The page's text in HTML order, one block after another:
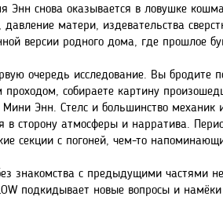
Энн снова оказывается в ловушке
матери, издевательства
версии родного дома, где прошлое
очередь исследование. Вы бродите
собираете картину
Энн. Стелс и большинство механик
в сторону атмосферы и нарратива.
секции с погоней, чем-то
знакомства с предыдущими частями
подкидывает новые вопросы и